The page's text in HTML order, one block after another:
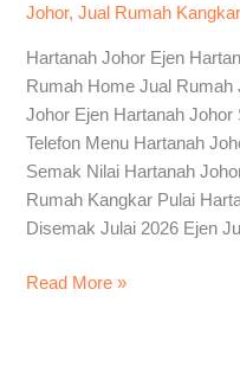
Johor,Jual Rumah
Hartanah Johor Ejen
Rumah Home Jual
Johor Ejen Hartanah
Telefon Menu Hartanah
Semak Nilai Hartanah
Rumah Kangkar Pulai
Disemak Julai 2026 Ejen
Harga
&
Jual
Rumah
Cepat
Read More »